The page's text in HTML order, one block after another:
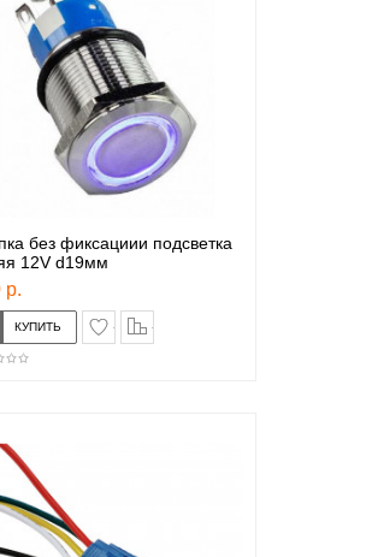
без фиксациии подсветка
12V d19мм
р.
в закладки